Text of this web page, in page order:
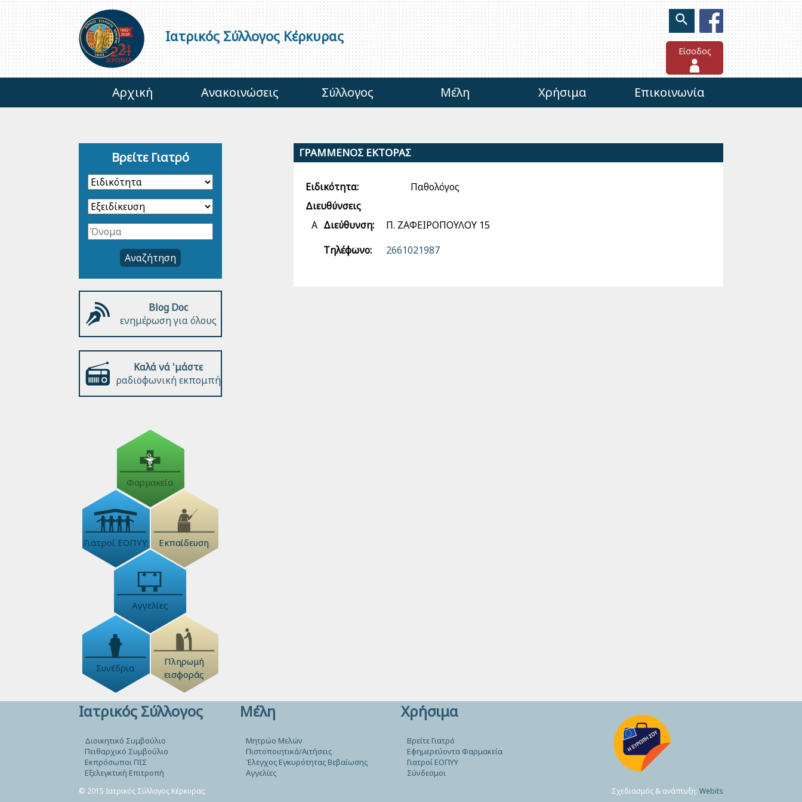
Ιατρικός Σύλλογος Κέρκυρας
Είσοδος
Αρχική Ανακοινώσεις Σύλλογος Μέλη Χρήσιμα Επικοινωνία
ΓΡΑΜΜΕΝΟΣ ΕΚΤΟΡΑΣ
Ειδικότητα:
Παθολόγος
Διευθύνσεις
Α Διεύθυνση:
Π. ΖΑΦΕΙΡΟΠΟΥΛΟΥ 15
Τηλέφωνο:
2661021987
Βρείτε Γιατρό
Αναζήτηση
Blog Doc
ενημέρωση για όλους
Καλά νά 'μάστε
ραδιοφωνική εκπομπή
Φαρμακεία
Γιατροί ΕΟΠΥΥ Εκπαίδευση
Αγγελίες
Συνέδρια
Πληρωμή
εισφοράς
Ιατρικός Σύλλογος
Διοικητικό Συμβούλιο
Πειθαρχικό Συμβούλιο
Εκπρόσωποι ΠΙΣ
Εξελεγκτική Επιτροπή
Μέλη
Μητρώο Μελών
Πιστοποιητικά/Αιτήσεις
Έλεγχος Εγκυρότητας Βεβαίωσης
Αγγελίες
Χρήσιμα
Βρείτε Γιατρό
Εφημερεύοντα Φαρμακεία
Γιατροί ΕΟΠΥΥ
Σύνδεσμοι
© 2015 Ιατρικός Σύλλογος Κέρκυρας. Σχεδιασμός & ανάπτυξη: Webits